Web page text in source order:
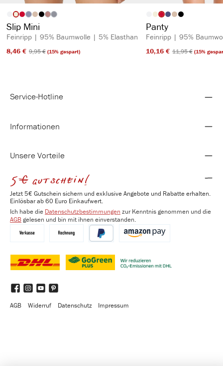
Artikelfarbeauswählen
(Diese Option ist zurzeit nicht verfügbar.)
(Diese Option ist zurzeit nicht verfügbar.)
(Diese Option ist zurzeit nicht verfügbar.)
Slip Mini
Feinripp | 95% Baumwolle | 5% Elasthan
8,46 €​ 9,95 €​(15% gespart)
Artikelfarbe
Panty
Feinripp | 95%
10,16 €​ 11,95 €​(15%
Service-Hotline
Informationen
Unsere Vorteile
5€ gutschein!
Jetzt 5€ Gutschein sichern und exklusive Angebote und Rabatte erhalten.
Einlösbar ab 60 Euro Einkaufwert.
Ich habe die Datenschutzbestimmungen zur Kenntnis genommen und die
AGBgelesen und bin mit ihnen einverstanden.
FacebookInstagram
YouTubePinterest
AGB
Widerruf Datenschutz Impressum